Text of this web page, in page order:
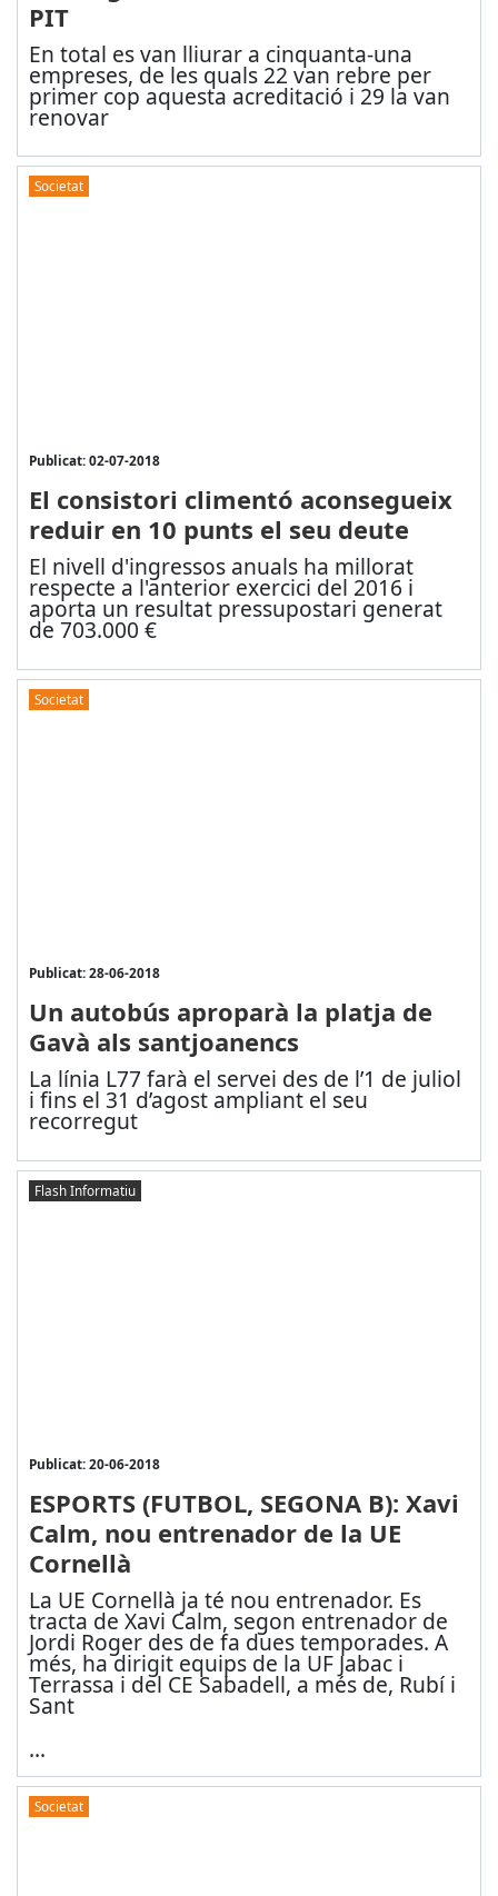
PIT
En total es van lliurar a cinquanta-una
empreses, de les quals 22 van rebre per
primer cop aquesta acreditació i 29 la van
renovar
Societat
Publicat: 02-07-2018
El consistori climentó aconsegueix
reduir en 10 punts el seu deute
El nivell d'ingressos anuals ha millorat
respecte a l'anterior exercici del 2016 i
aporta un resultat pressupostari generat
de 703.000 €
Societat
Publicat: 28-06-2018
Un autobús aproparà la platja de
Gavà als santjoanencs
La línia L77 farà el servei des de l’1 de juliol
i fins el 31 d’agost ampliant el seu
recorregut
Flash Informatiu
Publicat: 20-06-2018
ESPORTS (FUTBOL, SEGONA B): Xavi
Calm, nou entrenador de la UE
Cornellà
La UE Cornellà ja té nou entrenador. Es
tracta de Xavi Calm, segon entrenador de
Jordi Roger des de fa dues temporades. A
més, ha dirigit equips de la UF Jabac i
Terrassa i del CE Sabadell, a més de, Rubí i
Sant
...
Societat